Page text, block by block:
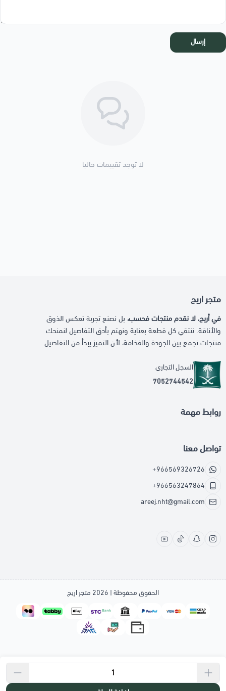
إرسال
لا توجد تقييمات حاليا
متجر اريج
في أريج، لا نقدم منتجات فحسب، بل نصنع تجربة تعكس الذوق
والأناقة. ننتقي كل قطعة بعناية ونهتم بأدق التفاصيل لنمنحك
منتجات تجمع بين الجودة والفخامة، لأن التميز يبدأ من التفاصيل
السجل التجاري
7052744542
روابط مهمة
تواصل معنا
+966569326726
+966563247864
areej.nht@gmail.com
الحقوق محفوظة | 2026 متجر اريج